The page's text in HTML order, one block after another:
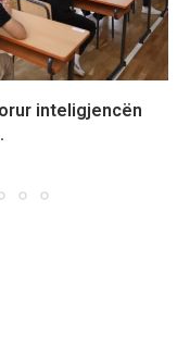
inteligjencën